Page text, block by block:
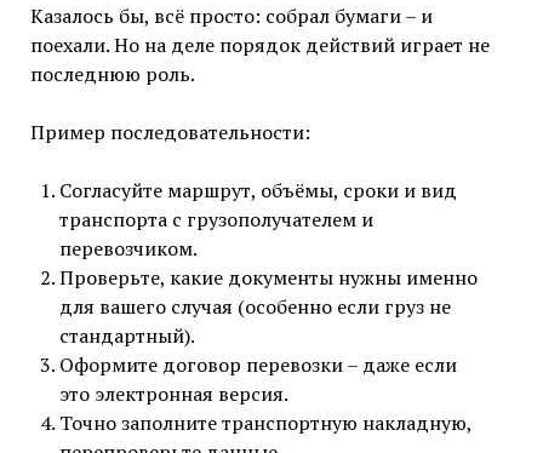
Казалось бы, всё просто: собрал бумаги – и
поехали. Но на деле порядок действий играет не
последнюю роль.
Пример последовательности:
Согласуйте маршрут, объёмы, сроки и вид
транспорта с грузополучателем и
перевозчиком.
Проверьте, какие документы нужны именно
для вашего случая (особенно если груз не
стандартный).
Оформите договор перевозки – даже если
это электронная версия.
Точно заполните транспортную накладную,